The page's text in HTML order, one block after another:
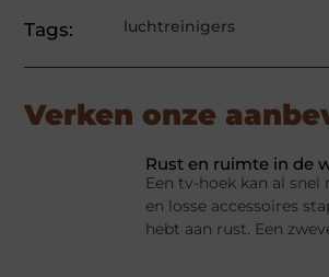
Tags: luchtreinigers
Verken onze
Rust en ruimte in de
Een tv-hoek kan al
en losse accessoires
hebt aan rust. Een